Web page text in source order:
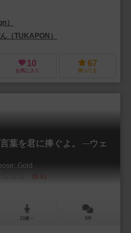
）
（TUKAPON）
10
お気に入り
67
持ってる
葉を君に捧ぐよ。 ─ウェ
Gold
6.3
13歳～ 3件